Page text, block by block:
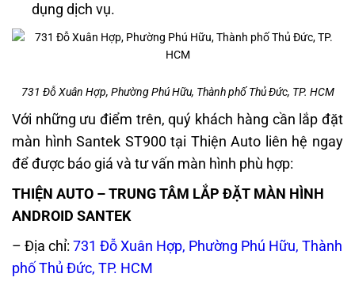
dụng dịch vụ.
731 Đỗ Xuân Hợp, Phường Phú Hữu, Thành phố Thủ Đức, TP. HCM
Với những ưu điểm trên, quý khách hàng cần lắp đặt
màn hình Santek ST900 tại Thiện Auto liên hệ ngay
để được báo giá và tư vấn màn hình phù hợp:
THIỆN AUTO – TRUNG TÂM LẮP ĐẶT MÀN HÌNH
ANDROID SANTEK
– Địa chỉ: 731 Đỗ Xuân Hợp, Phường Phú Hữu, Thành
phố Thủ Đức, TP. HCM